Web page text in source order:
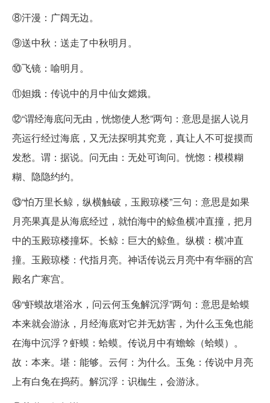
⑧汗漫：广阔无边。
⑨送中秋：送走了中秋明月。
⑩飞镜：喻明月。
⑪妲娥：传说中的月中仙女嫦娥。
⑫“谓经海底问无由，恍惚使人愁”两句：意思是据人说月
亮运行经过海底，又无法探明其究竟，真让人不可捉摸而
发愁。谓：据说。问无由：无处可询问。恍惚：模模糊
糊、隐隐约约。
⑬“怕万里长鲸，纵横触破，玉殿琼楼”三句：意思是如果
月亮果真是从海底经过，就怕海中的鲸鱼横冲直撞，把月
中的玉殿琼楼撞坏。长鲸：巨大的鲸鱼。纵横：横冲直
撞。玉殿琼楼：代指月亮。神话传说云月亮中有华丽的宫
殿名广寒宫。
⑭“虾蟆故堪浴水，问云何玉兔解沉浮”两句：意思是蛤蟆
本来就会游泳，月经海底对它并无妨害，为什么玉兔也能
在海中沉浮？虾蟆：蛤蟆。传说月中有蟾蜍（蛤蟆）。
故：本来。堪：能够。云何：为什么。玉兔：传说中月亮
上有白兔在捣药。解沉浮：识枷生，会游泳。